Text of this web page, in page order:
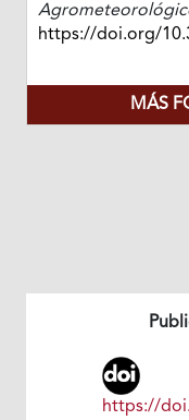
https://doi.org/
MÁS
https://